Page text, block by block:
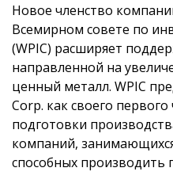
Новое членство
Всемирном совете по
(WPIC) расширяет
направленной на
ценный металл. WPIC
Corp. как своего
подготовки
компаний,
способных производить